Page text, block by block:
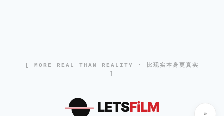
[ MORE REAL THAN REALITY · 比现实本身更真实
]
LETSFiLM